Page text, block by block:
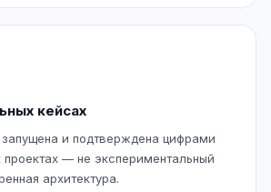
кейсах
и подтверждена цифрами
— не экспериментальный
архитектура.